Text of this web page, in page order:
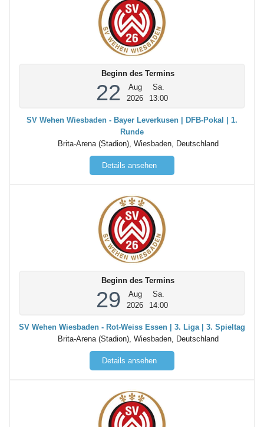
Beginn des Termins
22
Aug
2026
Sa.
13:00
SV Wehen Wiesbaden - Bayer Leverkusen | DFB-Pokal | 1.
Runde
Brita-Arena (Stadion), Wiesbaden, Deutschland
Details ansehen
Beginn des Termins
29
Aug
2026
Sa.
14:00
SV Wehen Wiesbaden - Rot-Weiss Essen | 3. Liga | 3. Spieltag
Brita-Arena (Stadion), Wiesbaden, Deutschland
Details ansehen